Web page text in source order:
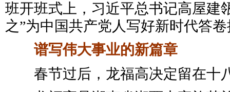
班开班式上，习近平总书记高屋建
之”为中国共产党人写好新时代答
谱写伟大事业的新篇章
春节过后，龙福高决定留在十